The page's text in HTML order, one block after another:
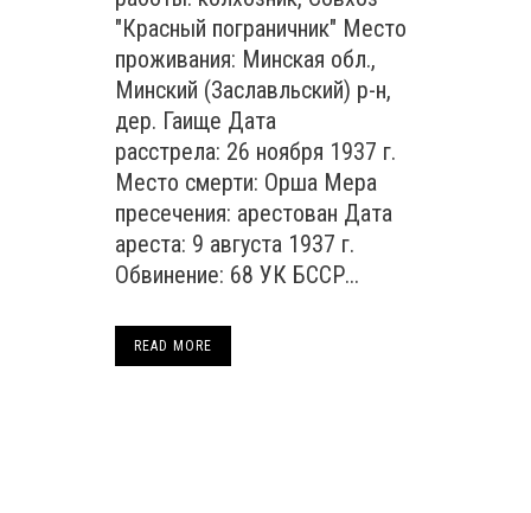
"Красный пограничник" Место
проживания: Минская обл.,
Минский (Заславльский) р-н,
дер. Гаище Дата
расстрела: 26 ноября 1937 г.
Место смерти: Орша Мера
пресечения: арестован Дата
ареста: 9 августа 1937 г.
Обвинение: 68 УК БССР...
READ MORE